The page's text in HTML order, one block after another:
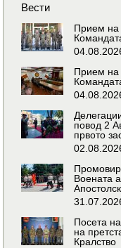
Вести
Прием на
Прием на
повод 2
првото
Воената
Посета
на
Кралство